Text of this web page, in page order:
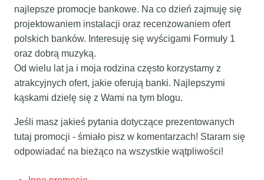
najlepsze promocje bankowe. Na co dzień zajmuję się
projektowaniem instalacji oraz recenzowaniem ofert
polskich banków. Interesuję się wyścigami Formuły 1
oraz dobrą muzyką.
Od wielu lat ja i moja rodzina często korzystamy z
atrakcyjnych ofert, jakie oferują banki. Najlepszymi
kąskami dzielę się z Wami na tym blogu.
Jeśli masz jakieś pytania dotyczące prezentowanych
tutaj promocji - śmiało pisz w komentarzach! Staram się
odpowiadać na bieżąco na wszystkie wątpliwości!